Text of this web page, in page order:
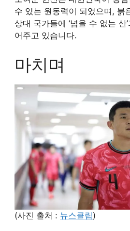
수 있는 원동력이 되었으며, 붉
상대 국가들에 ‘넘을 수 없는 산
어주고 있습니다.
마치며
(사진 출처 : 뉴스클립)